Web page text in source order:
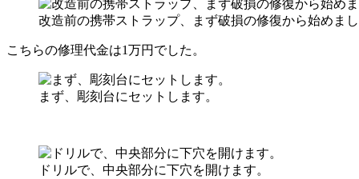
改造前の携帯ストラップ、まず破損の修復から始めま
こちらの修理代金は1万円でした。
まず、彫刻台にセットします。
ドリルで、中央部分に下穴を開けます。